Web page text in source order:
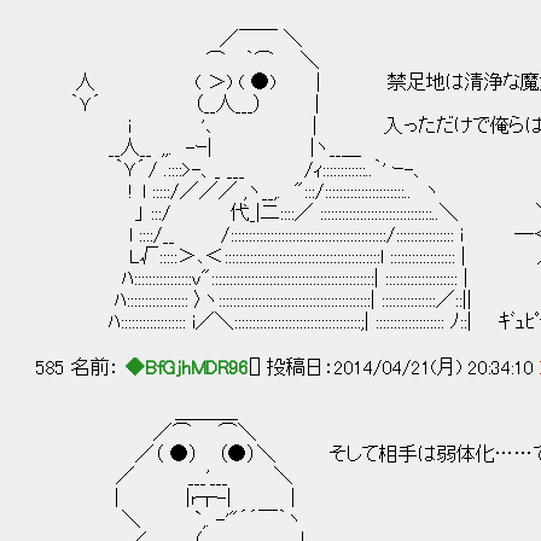
／￣￣ ＼
⌒ ｀⌒ ＼
人 ( ＞) ( ●) | 禁足地は清浄な魔力が充
｀Ｙ´ （__人___） |
ｉ '､ | 入っただけで俺らは能力は何
__人__ ,,. -ｰ| |ヽ__＿
｀Ｙ´ / .::::>-、_ ___ /ｨ::::::::::::..｀' ｰ-、
! l :::::/／／／ ,ヽ__,. ":::/::::::::::::::::::::::..
」 :::/ 代_|二::::／ :::::::::::::::::::::::::::::::..＼
l ::::/__ /:::::::::::::::::::::::::::::::::::::::::::/:::::::::::::::: i
L√:::::＞､＜:::::::::::::::::::::::::::::::::::::::::::l :::::::::::::::::: |
ﾊ::::::::::::::::v":::::::::::::::::::::::::::::::::::::::::::::|
ﾊ::::::::::::::::: 〉ヽ::::::::::::::::::::::::::::::::::::::::::| :::::::::::::::／::||
ﾊ:::::::::::::::::: i／＼:::::::::::::::::::::::::::::::::::;| ::::::::::::::::::: ﾉ::| ｷﾞｭﾋ
585 名前： ◆BfGjhMDR96 [] 投稿日：2014/04/21(月) 20:34:10
／⌒ ⌒＼
／（ ●） （●）＼ そして相手は弱体化……で
／ ___'___ ＼
| |r┬-| |
＼ `,. -'"´´￣｀ヽ